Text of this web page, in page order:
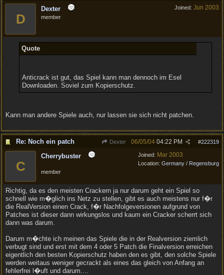
Joined: Jun 2003
D
Dexter
member
Quote
Anticrack ist gut, das Spiel kann man dennoch im Esel
Downloaden. Soviel zum Kopierschutz.
Kann man andere Spiele auch, nur lassen sie sich nicht patchen.
Re: Noch ein patch Dexter #222319
06/05/04 04:22 PM
Joined: Mar 2003
Location: Germany / Regensburg
C
Cherrybuster
member
Richtig, da es den meisten Crackern ja nur darum geht ein Spiel so
schnell wie m�glich ins Netz zu stellen, gibt es auch meistens nur f�r
die RealVersion einen Crack, f�r Nachfolgeversionen aufgrund von
Patches ist dieser dann wirkungslos und kaum ein Cracker scherrt sich
dann was darum.
Darum m�chte ich meinen das Spiele die in der Realversion ziemlich
verbugt sind und erst mit dem 4 oder 5 Patch die Finalversion erreichen
eigentlich den besten Kopierschutz haben den es gibt, den solche Spiele
werden weitaus weniger gecrackt als eines das gleich von Anfang an
fehlerfrei l�uft und darum....